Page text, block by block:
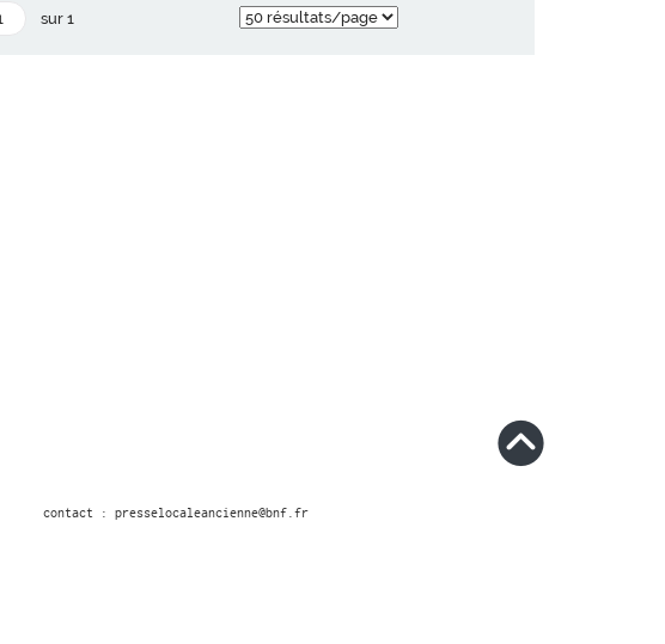
sur 1
contact : presselocaleancienne@bnf.fr